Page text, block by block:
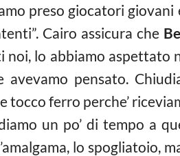
preso giocatori
Cairo assicura che
lo abbiamo aspettato
avevamo pensato.
tocco ferro perche’
un po’ di tempo a
lo spogliatoio,